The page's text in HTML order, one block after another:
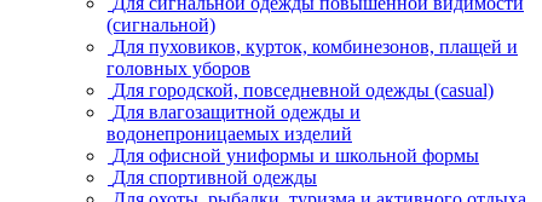
(сигнальной)
Для пуховиков, курток, комбинезонов, плащей и
головных уборов
Для городской, повседневной одежды (casual)
Для влагозащитной одежды и
водонепроницаемых изделий
Для офисной униформы и школьной формы
Для спортивной одежды